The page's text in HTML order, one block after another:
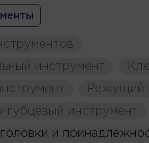
инструмент
Режущий
губцевый инструмент
и